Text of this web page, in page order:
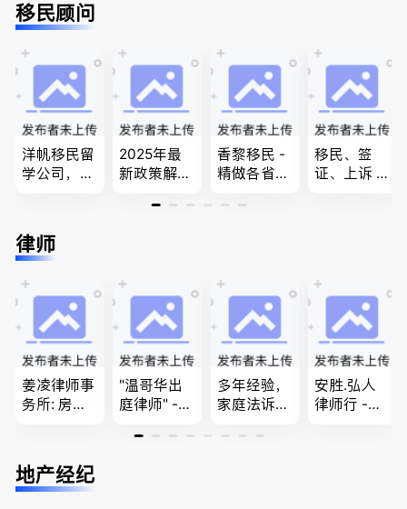
移民顾问
洋帆移民留
学公司，精
留学转学，
BCPNP，E
民和魁北克
PEQ60472
08731
2025年最
新政策解
牌顾问为您
团聚，投资
移民以及各
类省提名和
技术移民
香黎移民 -
精做各省省
签证,工作
问题
移民、签
证、上诉 --
律师
姜凌律师事
务所: 房产
法/公司法/
民事商业诉
"温哥华出
庭律师" -
务所 - 劳动
多年经验，
家庭法诉
户, 遗产认
安胜.弘人
律师行 -
地产经纪